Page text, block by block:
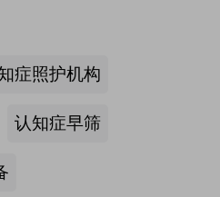
症照护机构
认知症早筛
、智能看护：深圳知谱科技